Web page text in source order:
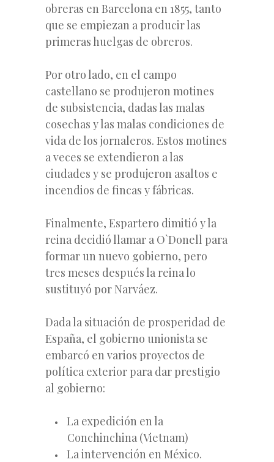
obreras en Barcelona en 1855, tanto
que se empiezan a producir las
primeras huelgas de obreros.
Por otro lado, en el campo
castellano se produjeron motines
de subsistencia, dadas las malas
cosechas y las malas condiciones de
vida de los jornaleros. Estos motines
a veces se extendieron a las
ciudades y se produjeron asaltos e
incendios de fincas y fábricas.
Finalmente, Espartero dimitió y la
reina decidió llamar a O`Donell para
formar un nuevo gobierno, pero
tres meses después la reina lo
sustituyó por Narváez.
Dada la situación de prosperidad de
España, el gobierno unionista se
embarcó en varios proyectos de
política exterior para dar prestigio
al gobierno:
La expedición en la
Conchinchina (Vietnam)
La intervención en México.